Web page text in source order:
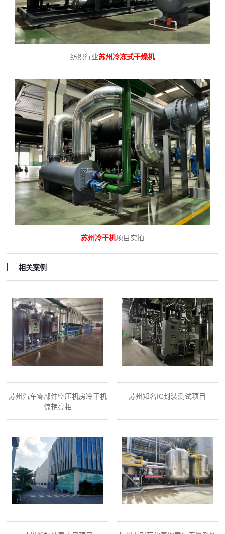
纺织行业苏州冷冻式干燥机
苏州冷干机项目实拍
相关案例
苏州汽车零部件空压机房冷干机
惊艳亮相
苏州知名IC封装测试项目